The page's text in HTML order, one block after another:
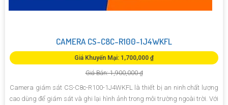
CAMERA CS-C8C-R100-1J4WKFL
Giá Khuyến Mại: 1,700,000 ₫
Giá Bán: 1,900,000 ₫
Camera giám sát CS-C8c-R100-1J4WKFL là thiết bị an ninh chất lượng
cao dùng để giám sát và ghi lại hình ảnh trong môi trường ngoài trời. Với